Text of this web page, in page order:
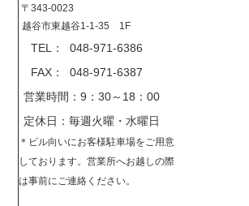
〒343-0023
越谷市東越谷1-1-35 1F
TEL： 048-971-6386
FAX： 048-971-6387
営業時間：9：30～18：00
定休日：毎週火曜・水曜日
＊ ビル向いにお客様駐車場をご用意
しております。営業所へお越しの際
は事前に ご連絡ください。